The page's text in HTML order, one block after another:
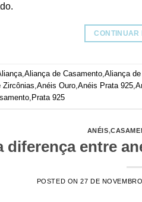
CONTINUAR
,Aliança de Casamento,Aliança
Zircônias,Anéis Ouro,Anéis Prata 925,
, Prata 925
ANÉIS,
diferença entre
POSTED ON27 DE